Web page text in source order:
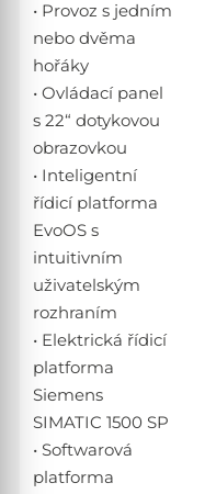
• Provoz s jedním
nebo dvěma
hořáky
• Ovládací panel
s 22“ dotykovou
obrazovkou
• Inteligentní
řídicí platforma
EvoOS s
intuitivním
uživatelským
rozhraním
• Elektrická řídicí
platforma
Siemens
SIMATIC 1500 SP
• Softwarová
platforma